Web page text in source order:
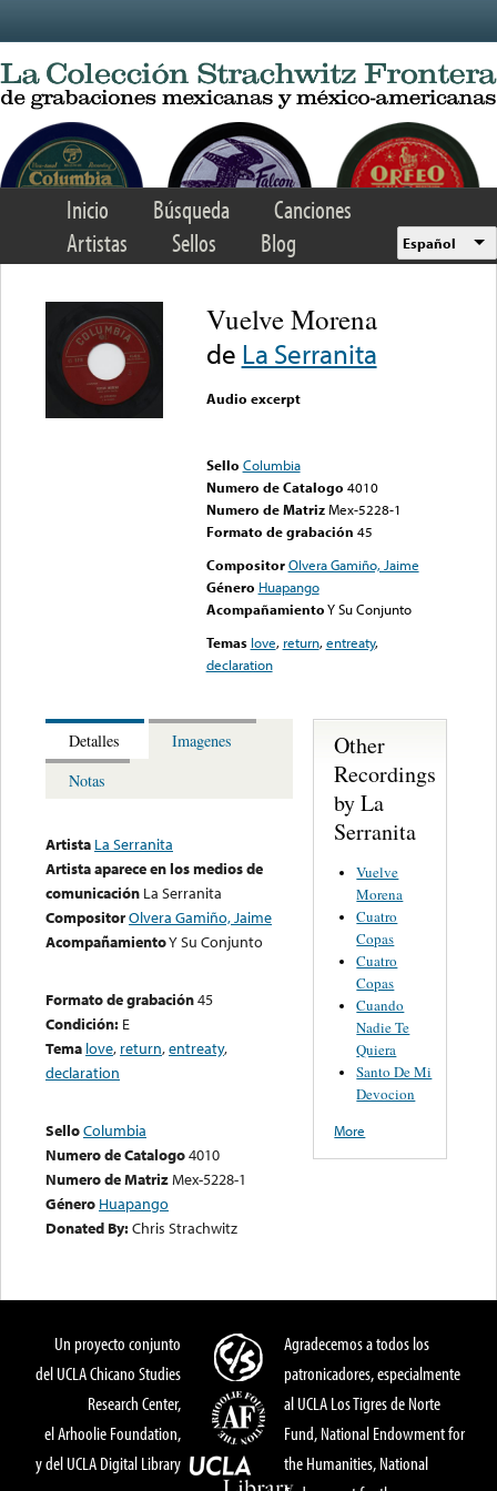
Inicio Búsqueda
Canciones
Artistas
Sellos Blog Español
Vuelve Morena
de La Serranita
Audio excerpt
Sello Columbia
Numero de Catalogo 4010
Numero de Matriz Mex-5228-1
Formato de grabación 45
Compositor Olvera Gamiño, Jaime
Género Huapango
AcompañamientoY Su Conjunto
Temas love, return,entreaty,
declaration
Detalles
Imagenes
Notas
Artista La Serranita
Artista aparece en los medios de
comunicación La Serranita
CompositorOlvera Gamiño, Jaime
AcompañamientoY Su Conjunto
Formato de grabación45
Condición: E
Tema love, return,entreaty,
declaration
SelloColumbia
Numero de Catalogo4010
Numero de MatrizMex-5228-1
Género Huapango
Donated By:Chris Strachwitz
Other
Recordings
by La
Serranita
Vuelve
Morena
Cuatro
Copas
Cuatro
Copas
Cuando
Nadie Te
Quiera
Santo De Mi
Devocion
More
Un proyecto conjunto
del UCLA Chicano Studies
Research Center,
el Arhoolie Foundation,
y del UCLA Digital Library
Agradecemos a todos los
patronicadores, especialmente
al UCLA Los Tigres de Norte
Fund, National Endowment for
the Humanities, National